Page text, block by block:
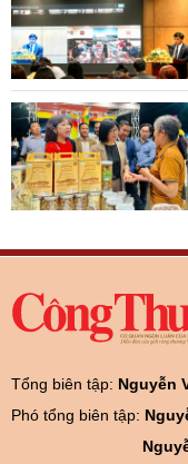
Tổng biên tập: Nguyễn
Phó tổng biên tập: